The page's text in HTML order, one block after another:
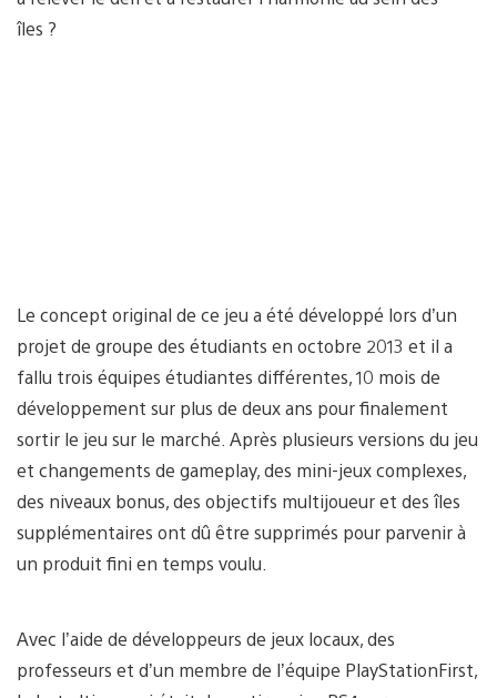
îles ?
Le concept original de ce jeu a été développé lors d’un
projet de groupe des étudiants en octobre 2013 et il a
fallu trois équipes étudiantes différentes, 10 mois de
développement sur plus de deux ans pour finalement
sortir le jeu sur le marché. Après plusieurs versions du jeu
et changements de gameplay, des mini-jeux complexes,
des niveaux bonus, des objectifs multijoueur et des îles
supplémentaires ont dû être supprimés pour parvenir à
un produit fini en temps voulu.
Avec l’aide de développeurs de jeux locaux, des
professeurs et d’un membre de l’équipe PlayStationFirst,